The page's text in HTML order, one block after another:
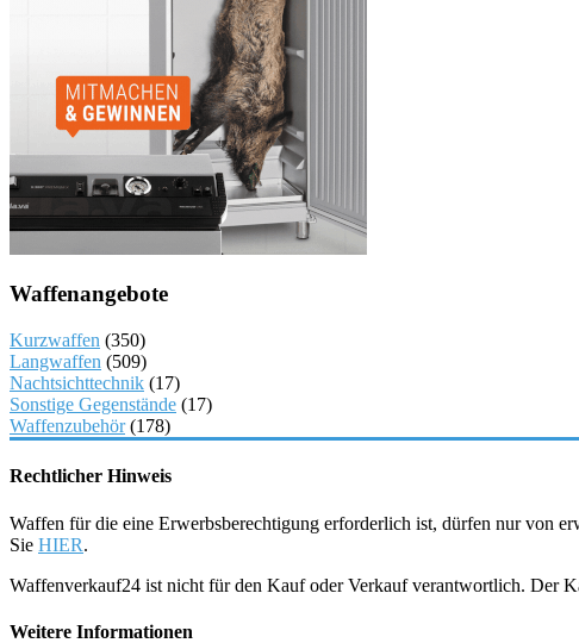
Waffenangebote
Kurzwaffen (350)
Langwaffen (509)
Nachtsichttechnik (17)
Sonstige Gegenstände (17)
Waffenzubehör(178)
Rechtlicher Hinweis
Waffen für die eine Erwerbsberechtigung erforderlich ist, dürfen nur von
Sie HIER.
Waffenverkauf24 ist nicht für den Kauf oder Verkauf verantwortlich. Der
Weitere Informationen